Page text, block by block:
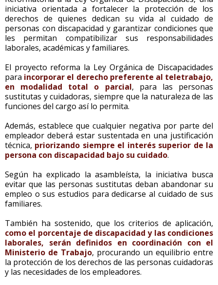
iniciativa orientada a fortalecer la protección de los
derechos de quienes dedican su vida al cuidado de
personas con discapacidad y garantizar condiciones que
les permitan compatibilizar sus responsabilidades
laborales, académicas y familiares.
El proyecto reforma la Ley Orgánica de Discapacidades
para incorporar el derecho preferente al teletrabajo,
en modalidad total o parcial, para las personas
sustitutas y cuidadoras, siempre que la naturaleza de las
funciones del cargo así lo permita.
Además, establece que cualquier negativa por parte del
empleador deberá estar sustentada en una justificación
técnica, priorizando siempre el interés superior de la
persona con discapacidad bajo su cuidado.
Según ha explicado la asambleísta, la iniciativa busca
evitar que las personas sustitutas deban abandonar su
empleo o sus estudios para dedicarse al cuidado de sus
familiares.
También ha sostenido, que los criterios de aplicación,
como el porcentaje de discapacidad y las condiciones
laborales, serán definidos en coordinación con el
Ministerio de Trabajo, procurando un equilibrio entre
la protección de los derechos de las personas cuidadoras
y las necesidades de los empleadores.